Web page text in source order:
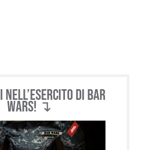
di BAR
WARS! ↴